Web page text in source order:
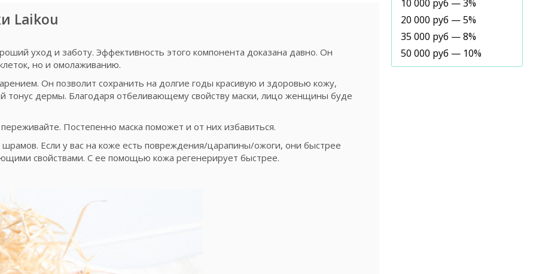
10 000 руб — 3%
20 000 руб — 5%
35 000 руб — 8%
50 000 руб — 10%
Laikou
уход и заботу. Эффективность этого компонента доказана давно. Он
но и омолаживанию.
Он позволит сохранить на долгие годы красивую и здоровью кожу,
тонус дермы. Благодаря отбеливающему свойству маски, лицо женщины буде
Постепенно маска поможет и от них избавиться.
Если у вас на коже есть повреждения/царапины/ожоги, они быстрее
свойствами. С ее помощью кожа регенерирует быстрее.